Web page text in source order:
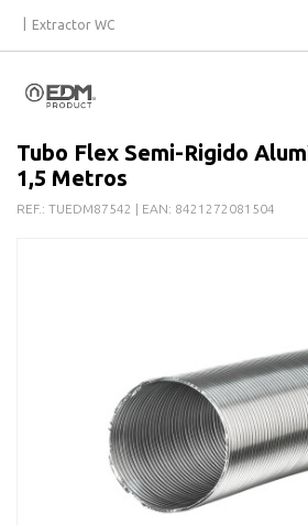
Extractor WC
Tubo Flex Semi-Rigido
1,5 Metros
REF.: TUEDM87542 | EAN: 8421272081504